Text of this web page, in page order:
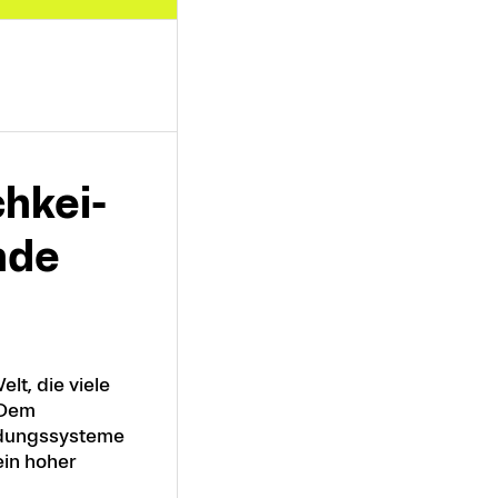
die viele
hoher